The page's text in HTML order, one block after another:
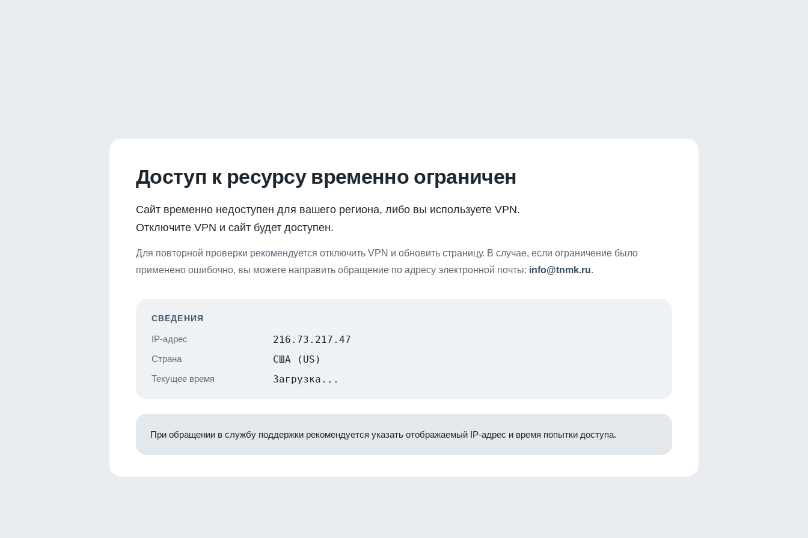
Доступ к ресурсу временно ограничен
Сайт временно недоступен для вашего региона, либо вы используете VPN.
Отключите VPN и сайт будет доступен.
Для повторной проверки рекомендуется отключить VPN и обновить страницу. В случае, если ограничение было
применено ошибочно, вы можете направить обращение по адресу электронной почты: info@tnmk.ru.
СВЕДЕНИЯ
IP-адрес 216.73.217.47
Страна США (US)
Текущее время Загрузка...
При обращении в службу поддержки рекомендуется указать отображаемый IP-адрес и время попытки доступа.